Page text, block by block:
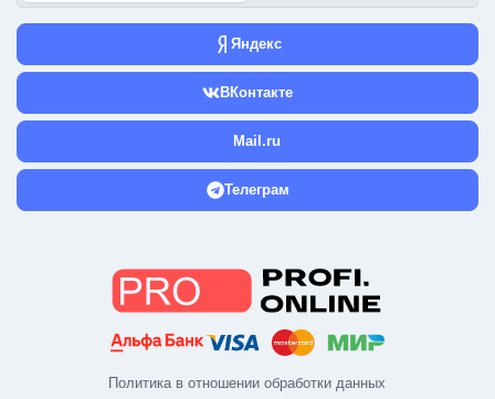
Политика в отношении обработки данных
Яндекс
ВКонтакте
Mail.ru
Телеграм